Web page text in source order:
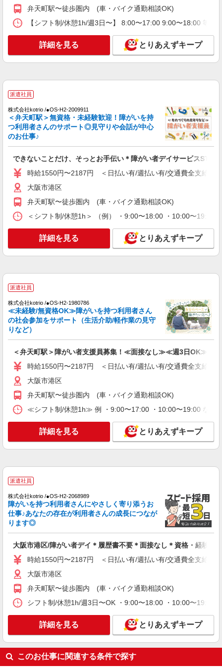
弁天町駅〜徒歩圏内 (車・バイク通勤相談OK)
【シフト制/休憩1h/週3日〜】 8:00〜17:00 9:00〜18:00 等 ※
詳細を見る とりあえずキープ
派遣社員
株式会社kotrio /●OS-H2-2009911
＜弁天町駅＞無資格・未経験歓迎！障がいを持
つ利用者さんのサポート◎見守りや会話が中心
のお仕事♪
できないことだけ、そっとお手伝い＊障がい者デイサービスSTAFF
時給1550円〜2187円 ＜日払い有/週払い有/交通費全支給(ガ
大阪市港区
弁天町駅〜徒歩圏内 (車・バイク通勤相談OK)
＜シフト制/休憩1h＞ （例） ・9:00〜18:00 ・10:00〜19:00
詳細を見る とりあえずキープ
派遣社員
株式会社kotrio /●OS-H2-1980786
≪未経験/無資格OK≫障がいを持つ利用者さん
の社会参加をサポート（生活介助/軽作業の見守
りなど）
＜弁天町駅＞障がい者支援員募集！≪面接なし≫≪週3日OK≫
時給1550円〜2187円 ＜日払い有/週払い有/交通費全支給(ガ
大阪市港区
弁天町駅〜徒歩圏内 (車・バイク通勤相談OK)
≪シフト制/休憩1h≫ 例 ・9:00〜17:00 ・10:00〜19:00 など
詳細を見る とりあえずキープ
派遣社員
株式会社kotrio /●OS-H2-2068989
障がいを持つ利用者さんにやさしく寄り添うお
仕事♪あなたの存在が利用者さんの成長につなが
ります◎
大阪市港区/障がい者デイ＊履歴書不要＊面接なし＊資格・経験不
時給1550円〜2187円 ＜日払い有/週払い有/交通費全支給(ガ
大阪市港区
弁天町駅〜徒歩圏内 (車・バイク通勤相談OK)
シフト制/休憩1h/週3日〜OK ・9:00〜18:00 ・10:00〜19:00
詳細を見る とりあえずキープ
このお仕事に関連する条件で探す